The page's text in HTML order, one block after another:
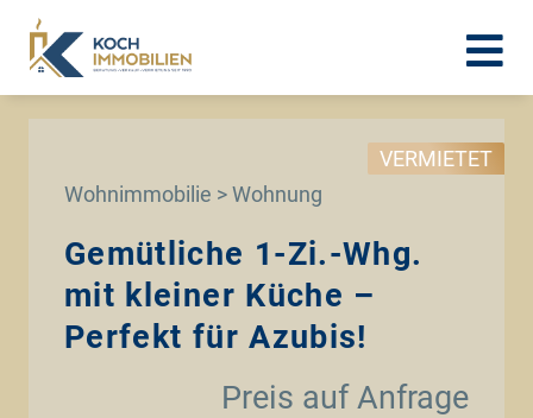
Wohnimmobilie > Wohnung
VERMIETET
Gemütliche 1-Zi.-Whg.
mit kleiner Küche –
Perfekt für Azubis!
Preis auf Anfrage